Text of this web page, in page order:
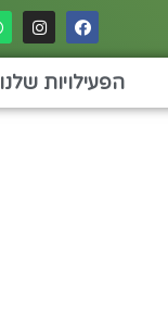
הפעילויות שלנו